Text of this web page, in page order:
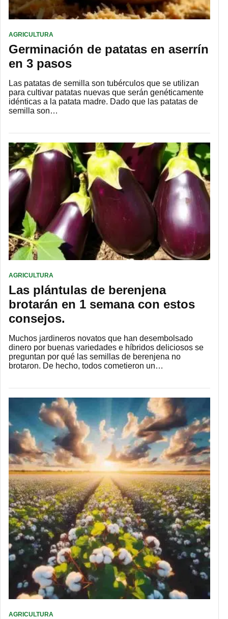
AGRICULTURA
Germinación de patatas en aserrín
en 3 pasos
Las patatas de semilla son tubérculos que se utilizan
para cultivar patatas nuevas que serán genéticamente
idénticas a la patata madre. Dado que las patatas de
semilla son…
AGRICULTURA
Las plántulas de berenjena
brotarán en 1 semana con estos
consejos.
Muchos jardineros novatos que han desembolsado
dinero por buenas variedades e híbridos deliciosos se
preguntan por qué las semillas de berenjena no
brotaron. De hecho, todos cometieron un…
AGRICULTURA